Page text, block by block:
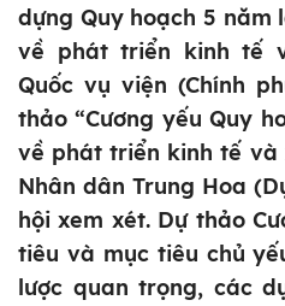
dựng Quy hoạch 5 năm
về phát triển kinh tế
Quốc vụ viện (Chính
thảo “Cương yếu Quy
về phát triển kinh tế và
Nhân dân Trung Hoa
hội xem xét. Dự thảo
tiêu và mục tiêu chủ
lược quan trọng, các